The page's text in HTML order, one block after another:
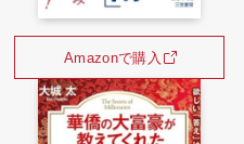
Amazonで購入